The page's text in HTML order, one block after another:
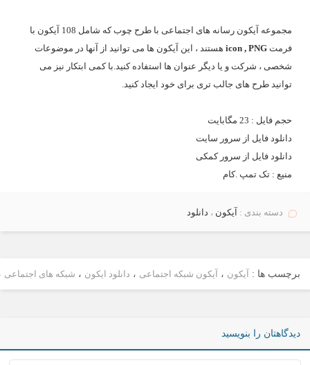
مجموعه آیکون رسانه های اجتماعی با طرح چوب
که شامل 108 آیکون با
فرمت icon , PNG هستند ، این آیکون ها می توانید از آنها در موضوعات
شخصی ، شرکت و یا دیگر عنوان ها استفاده کنید.با کمی ابتکار نیز می
توانید طرح های جالب تری برای خود ایجاد کنید.
حجم فایل : 23 مگابایت
دانلود فایل از سرور سایت
دانلود فایل از سرور کمکی
منیع : تک تمپ .کام
دسته بندی : آيكون ، دانلود
برچسب ها : آیکون ، آیکون شبکه اجتماعی ، دانلود ایکون ، شبکه های اجتماعی
دیدگاهتان را بنویسید